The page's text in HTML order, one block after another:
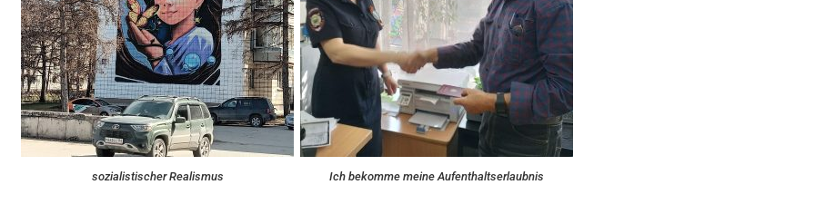
sozialistischer Realismus Ich bekomme meine Aufenthaltserlaubnis